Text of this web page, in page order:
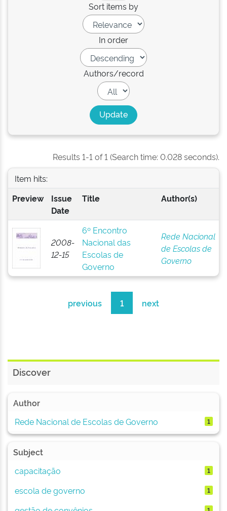
Sort items by
In order
Authors/record
Results 1-1 of 1 (Search time: 0.028 seconds).
Item hits:
Preview
Issue
Date
Title Author(s)
2008-
12-15
6º Encontro
Nacional das
Escolas de
Governo
Rede Nacional
de Escolas de
Governo
previous 1 next
Discover
Author
Rede Nacional de Escolas de Governo
1
Subject
capacitação
1
escola de governo 1